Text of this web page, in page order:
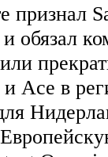
признал
обязал
Ace в